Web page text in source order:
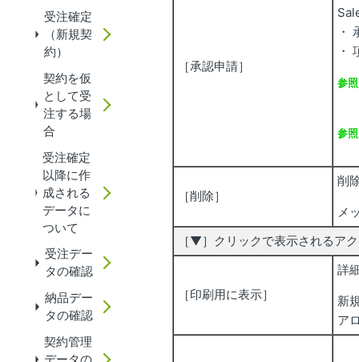
受注確定
（新規契
約）
契約を仮
として受
注する場
合
受注確定
以降に作
成される
データに
ついて
受注デー
タの確認
納品デー
タの確認
契約管理
［承認申請］
・
・
参照
参照
［削除］
削
メ
［▼］クリックで表示されるア
［印刷用に表示］
詳
新
ア